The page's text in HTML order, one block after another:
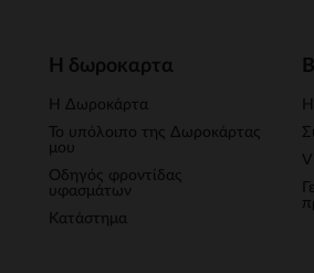
Η δωροκαρτα
Η Δωροκάρτα
Το υπόλοιπο της Δωροκάρτας
μου
Οδηγός φροντίδας
υφασμάτων
Κατάστημα